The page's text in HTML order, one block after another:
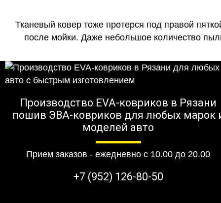
Тканевый ковер тоже протерся под правой
после мойки. Даже небольшое количество
Производство EVA-ковриков в Рязани
пошив ЭВА-ковриков для любых марок
моделей авто
Прием заказов - ежедневно с 10.00 до 20.00
+7 (952) 126-80-50